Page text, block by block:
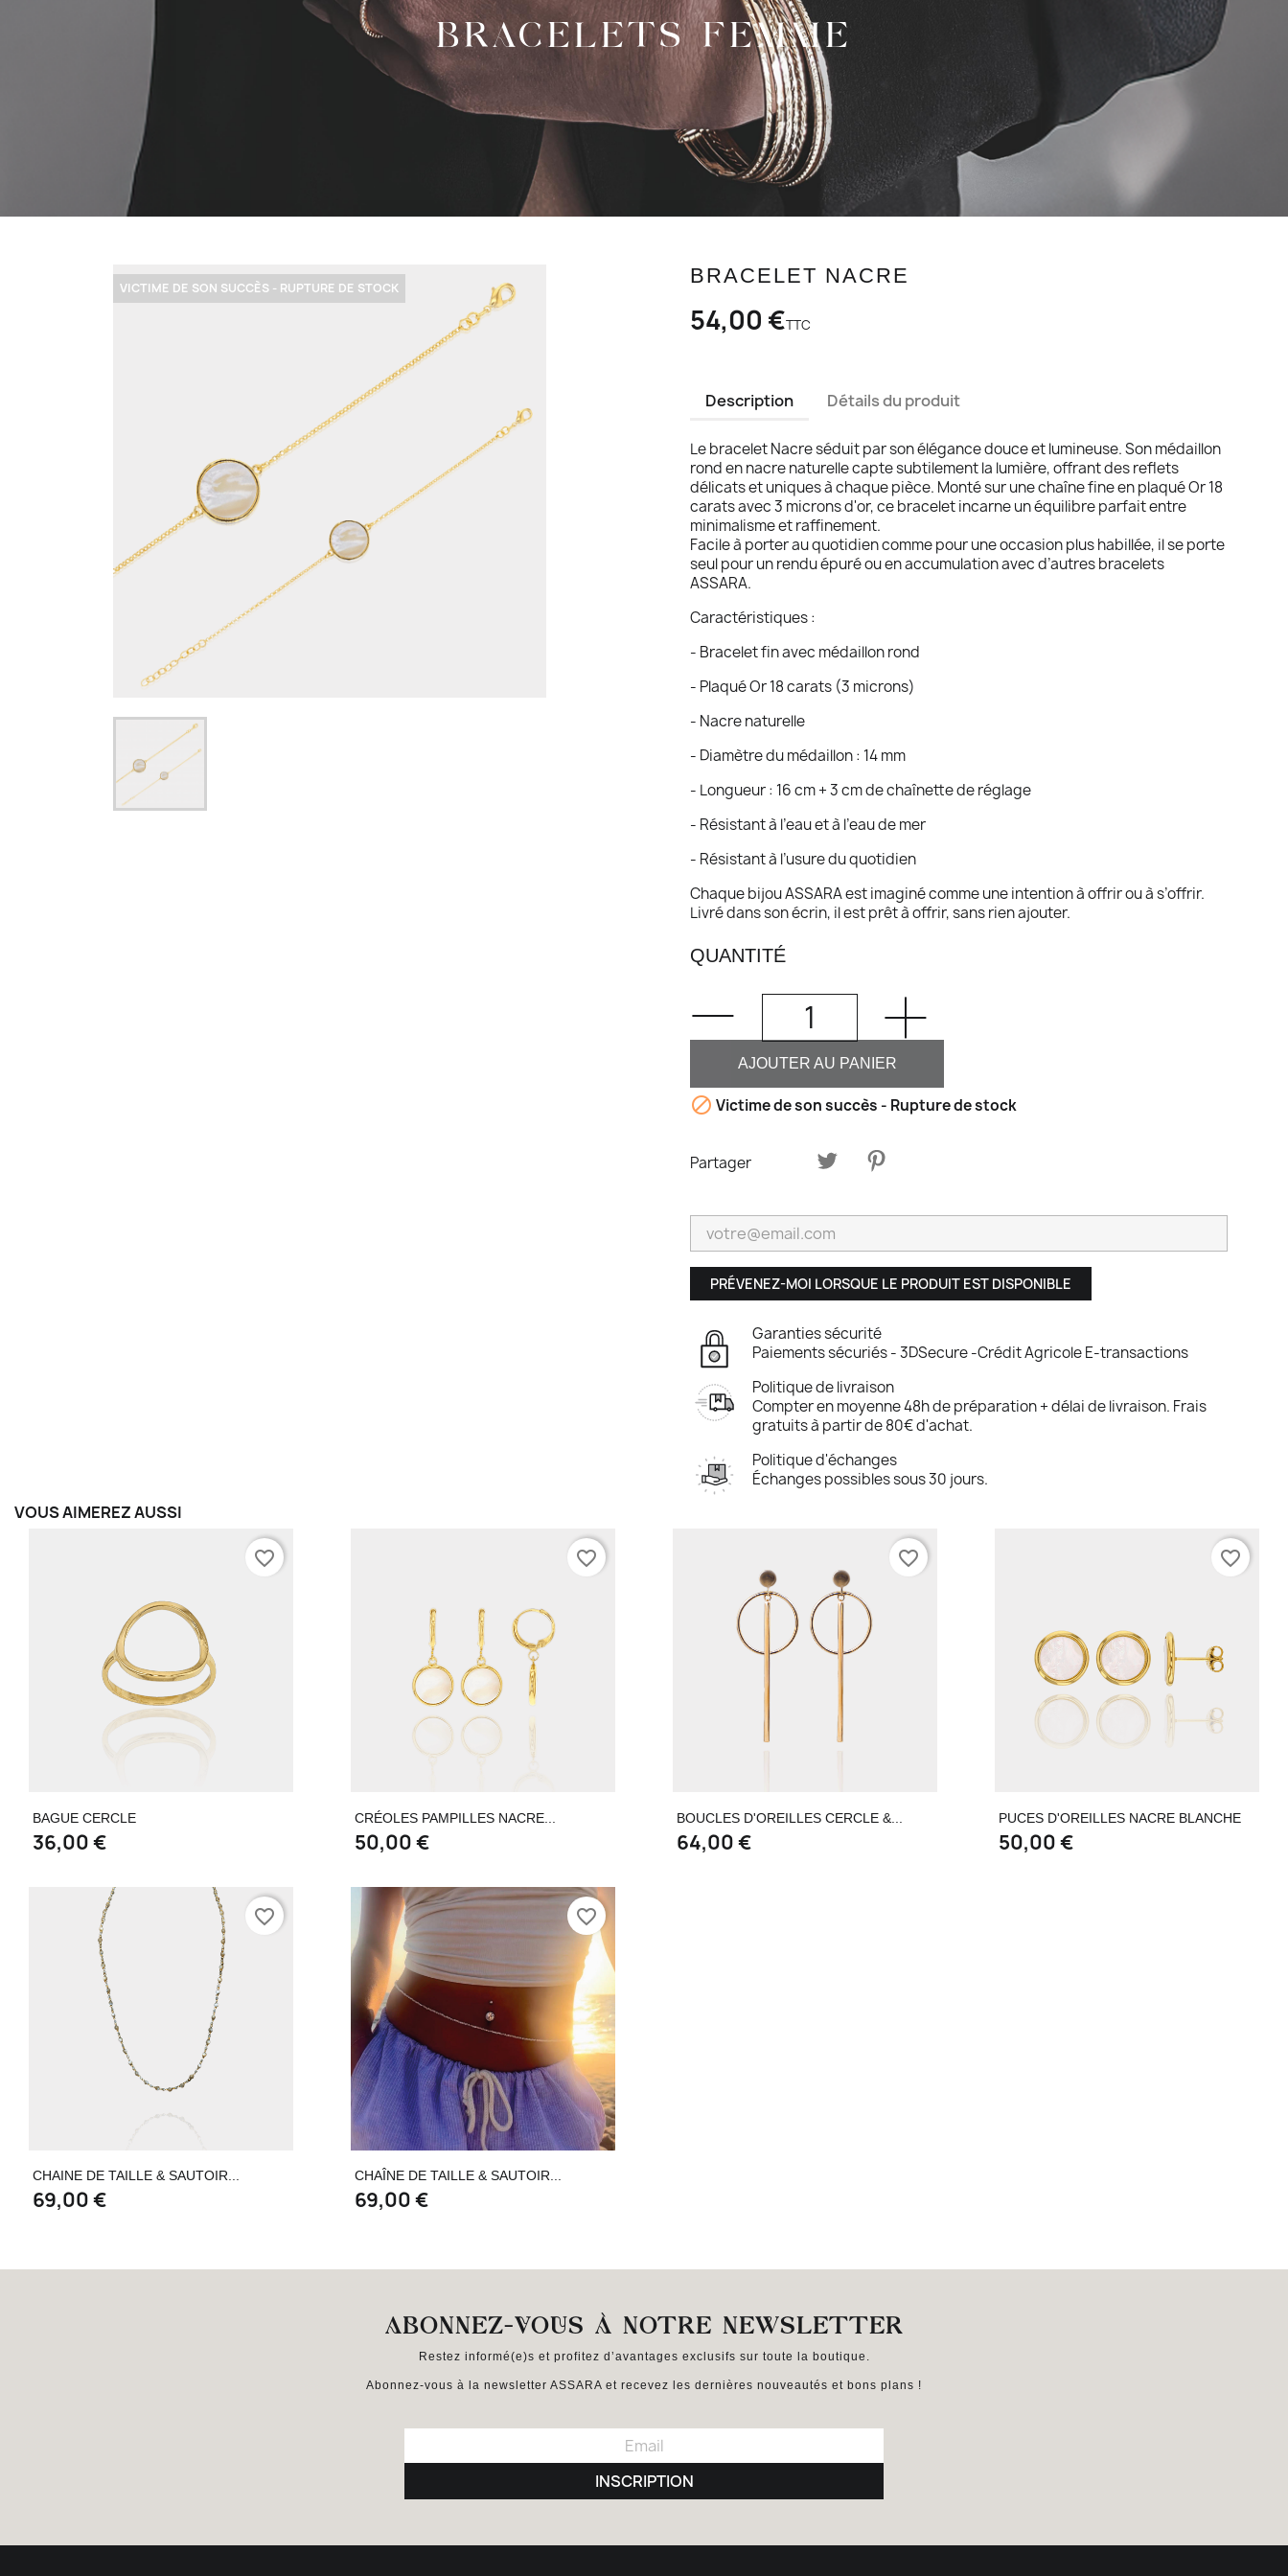
BRACELETS FEMME
VICTIME DE SON SUCCÈS - RUPTURE DE STOCK
BRACELET NACRE
54,00 €TTC
Description Détails du produit
Le bracelet Nacre séduit par son élégance douce et lumineuse. Son médaillon
rond en nacre naturelle capte subtilement la lumière, offrant des reflets
délicats et uniques à chaque pièce. Monté sur une chaîne fine en plaqué Or 18
carats avec 3 microns d'or, ce bracelet incarne un équilibre parfait entre
minimalisme et raffinement.
Facile à porter au quotidien comme pour une occasion plus habillée, il se porte
seul pour un rendu épuré ou en accumulation avec d’autres bracelets
ASSARA.
Caractéristiques :
- Bracelet fin avec médaillon rond
- Plaqué Or 18 carats (3 microns)
- Nacre naturelle
- Diamètre du médaillon : 14 mm
- Longueur : 16 cm + 3 cm de chaînette de réglage
- Résistant à l’eau et à l’eau de mer
- Résistant à l’usure du quotidien
Chaque bijou ASSARA est imaginé comme une intention à offrir ou à s’offrir.
Livré dans son écrin, il est prêt à offrir, sans rien ajouter.
QUANTITÉ
AJOUTER AU PANIER
 Victime de son succès - Rupture de stock
Partager
PRÉVENEZ-MOI LORSQUE LE PRODUIT EST DISPONIBLE
Garanties sécurité
Paiements sécuriés - 3DSecure -Crédit Agricole E-transactions
Politique de livraison
Compter en moyenne 48h de préparation + délai de livraison. Frais
gratuits à partir de 80€ d'achat.
Politique d'échanges
Échanges possibles sous 30 jours.
VOUS AIMEREZ AUSSI
Aperçu rapide
BAGUE CERCLE
36,00 €
favorite_border
Aperçu rapide
CRÉOLES PAMPILLES NACRE...
50,00 €
favorite_border
Aperçu rapide
BOUCLES D'OREILLES CERCLE &...
64,00 €
favorite_border
Aperçu rapide
PUCES D'OREILLES NACRE BLANCHE
50,00 €
favorite_border
Aperçu rapide
CHAINE DE TAILLE & SAUTOIR...
69,00 €
favorite_border
Aperçu rapide
CHAÎNE DE TAILLE & SAUTOIR...
69,00 €
favorite_border
ABONNEZ-VOUS À NOTRE NEWSLETTER
Restez informé(e)s et profitez d’avantages exclusifs sur toute la boutique.
Abonnez-vous à la newsletter ASSARA et recevez les dernières nouveautés et bons plans !
INSCRIPTION